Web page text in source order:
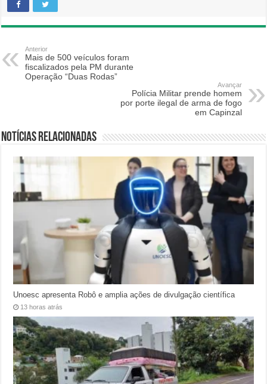
Anterior
Mais de 500 veículos foram
fiscalizados pela PM durante
Operação “Duas Rodas”
Avançar
Polícia Militar prende homem
por porte ilegal de arma de fogo
em Capinzal
Notícias relacionadas
Unoesc apresenta Robô e amplia ações de divulgação científica
13 horas atrás